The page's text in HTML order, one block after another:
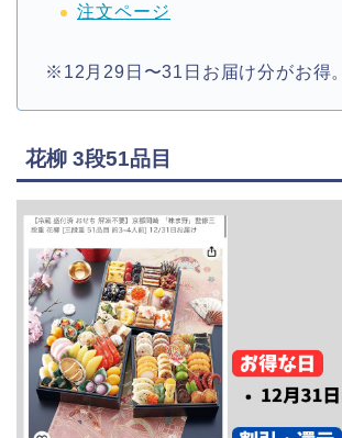
注文ページ
※12月29日〜31日お届け分がお得。
花柳 3段51品目